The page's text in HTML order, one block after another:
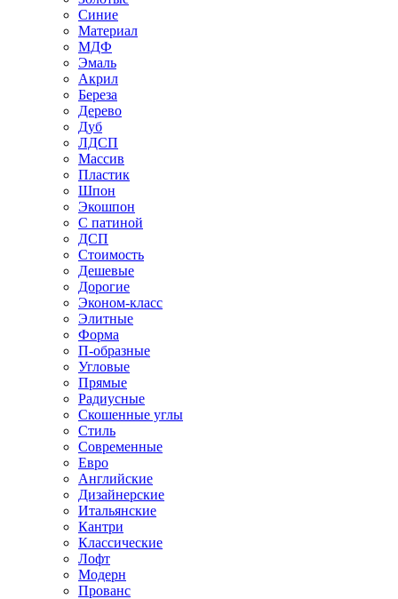
Синие
Материал
МДФ
Эмаль
Акрил
Береза
Дерево
Дуб
ЛДСП
Массив
Пластик
Шпон
Экошпон
С патиной
ДСП
Стоимость
Дешевые
Дорогие
Эконом-класс
Элитные
Форма
П-образные
Угловые
Прямые
Радиусные
Скошенные углы
Стиль
Современные
Евро
Английские
Дизайнерские
Итальянские
Кантри
Классические
Лофт
Модерн
Прованс